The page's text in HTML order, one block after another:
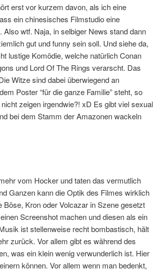
erst vor kurzem davon, als ich eine
ein chinesisches Filmstudio eine
wtf. Naja, in selbiger News stand dann
gut und funny sein soll. Und siehe da,
lustige Komödie, welche natürlich Conan
und Lord Of The Rings verarscht. Das
Witze sind dabei überwiegend an
Poster “für die ganze Familie” steht, so
zeigen irgendwie?! xD Es gibt viel sexual
bei dem Stamm der Amazonen wackeln
vom Hocker und taten das vermutlich
Ganzen kann die Optik des Filmes wirklich
Kron oder Volcazar in Szene gesetzt
Screenshot machen und diesen als ein
ist stellenweise recht bombastisch, hält
zurück. Vor allem gibt es während des
was ein klein wenig verwunderlich ist. Hier
können. Vor allem wenn man bedenkt,